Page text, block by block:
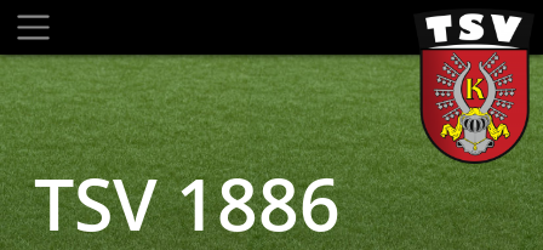
TSV 1886